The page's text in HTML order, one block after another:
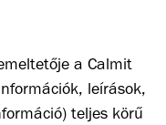
a Calmit
leírások,
teljes körű